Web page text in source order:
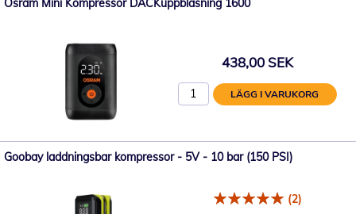
Osram Mini Kompressor DÄCKuppblåsning 1600
438,00 SEK
LÄGG I VARUKORG
Goobay laddningsbar kompressor - 5V - 10 bar (150 PSI)
(2)